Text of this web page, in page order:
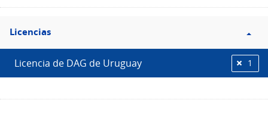
Filtro
Licencias
Licencias
Licencia de DAG de Uruguay 1